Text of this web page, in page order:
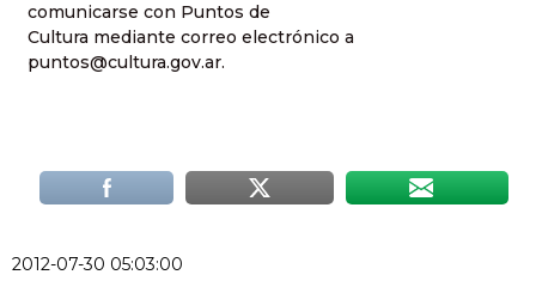
comunicarse con Puntos de
Cultura mediante correo electrónico a
puntos@cultura.gov.ar.
2012-07-30 05:03:00